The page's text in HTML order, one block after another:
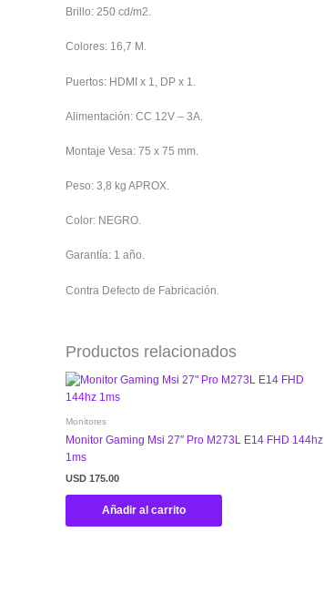
Brillo: 250 cd/m2.
Colores: 16,7 M.
Puertos: HDMI x 1, DP x 1.
Alimentación: CC 12V – 3A.
Montaje Vesa: 75 x 75 mm.
Peso: 3,8 kg APROX.
Color: NEGRO.
Garantía: 1 año.
Contra Defecto de Fabricación.
Productos relacionados
Monitores
Monitor Gaming Msi 27″ Pro M273L E14 FHD 144hz
1ms
USD 175.00
Añadir al carrito